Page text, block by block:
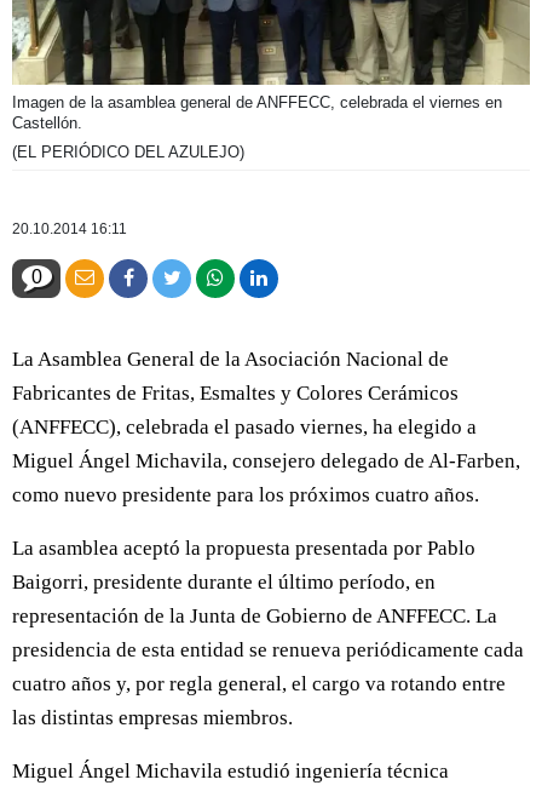
Imagen de la asamblea general de ANFFECC, celebrada el viernes en
Castellón.
(EL PERIÓDICO DEL AZULEJO)
20.10.2014 16:11
0
La Asamblea General de la Asociación Nacional de
Fabricantes de Fritas, Esmaltes y Colores Cerámicos
(ANFFECC), celebrada el pasado viernes, ha elegido a
Miguel Ángel Michavila, consejero delegado de Al-Farben,
como nuevo presidente para los próximos cuatro años.
La asamblea aceptó la propuesta presentada por Pablo
Baigorri, presidente durante el último período, en
representación de la Junta de Gobierno de ANFFECC. La
presidencia de esta entidad se renueva periódicamente cada
cuatro años y, por regla general, el cargo va rotando entre
las distintas empresas miembros.
Miguel Ángel Michavila estudió ingeniería técnica